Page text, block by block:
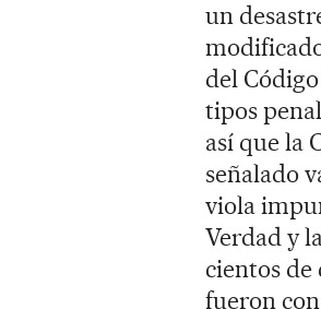
un
del
tipos
así que la
señalado
viola
Verdad y
cientos de
fueron